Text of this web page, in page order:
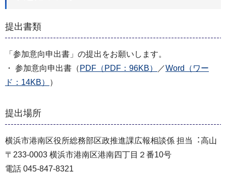
提出書類
「参加意向申出書」の提出をお願いします。
・ 参加意向申出書（ PDF（PDF：96KB） ／Word（ワー
ド：14KB）
）
提出場所
横浜市港南区役所総務部区政推進課広報相談係 担当︓高山
〒233-0003 横浜市港南区港南四丁目２番10号
電話 045-847-8321